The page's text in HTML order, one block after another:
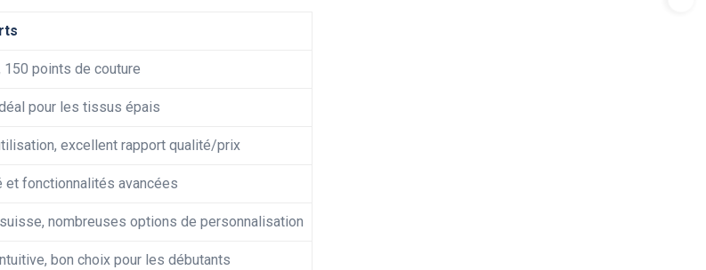
150 points de couture
pour les tissus épais
excellent rapport qualité/prix
et fonctionnalités avancées
nombreuses options de personnalisation
bon choix pour les débutants